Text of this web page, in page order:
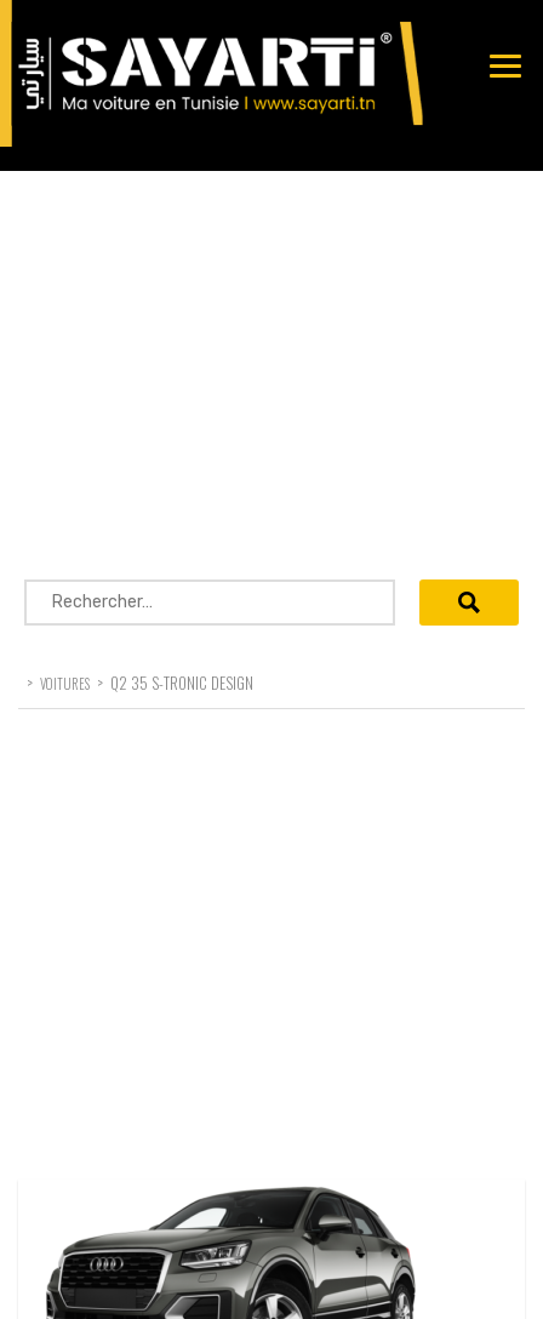
Rechercher :
> VOITURES > Q2 35 S-TRONIC DESIGN